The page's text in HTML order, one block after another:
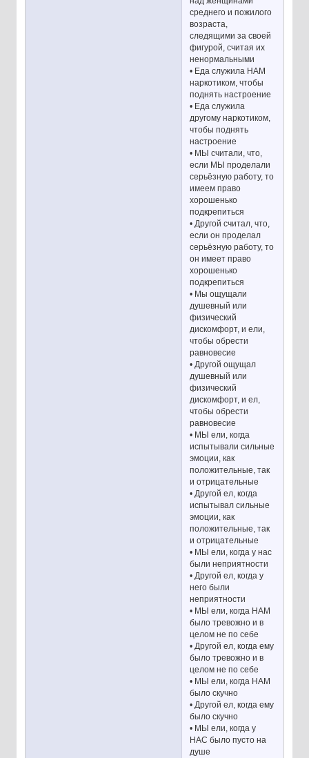
среднего и пожилого
возраста,
следящими за своей
фигурой, считая их
ненормальными
• Еда служила НАМ
наркотиком, чтобы
поднять настроение
• Еда служила
другому наркотиком,
чтобы поднять
настроение
• МЫ считали, что,
если МЫ проделали
серьёзную работу, то
имеем право
хорошенько
подкрепиться
• Другой считал, что,
если он проделал
серьёзную работу, то
он имеет право
хорошенько
подкрепиться
• Мы ощущали
душевный или
физический
дискомфорт, и ели,
чтобы обрести
равновесие
• Другой ощущал
душевный или
физический
дискомфорт, и ел,
чтобы обрести
равновесие
• МЫ ели, когда
испытывали сильные
эмоции, как
положительные, так
и отрицательные
• Другой ел, когда
испытывал сильные
эмоции, как
положительные, так
и отрицательные
• МЫ ели, когда у нас
были неприятности
• Другой ел, когда у
него были
неприятности
• МЫ ели, когда НАМ
было тревожно и в
целом не по себе
• Другой ел, когда ему
было тревожно и в
целом не по себе
• МЫ ели, когда НАМ
было скучно
• Другой ел, когда ему
было скучно
• МЫ ели, когда у
НАС было пусто на
душе